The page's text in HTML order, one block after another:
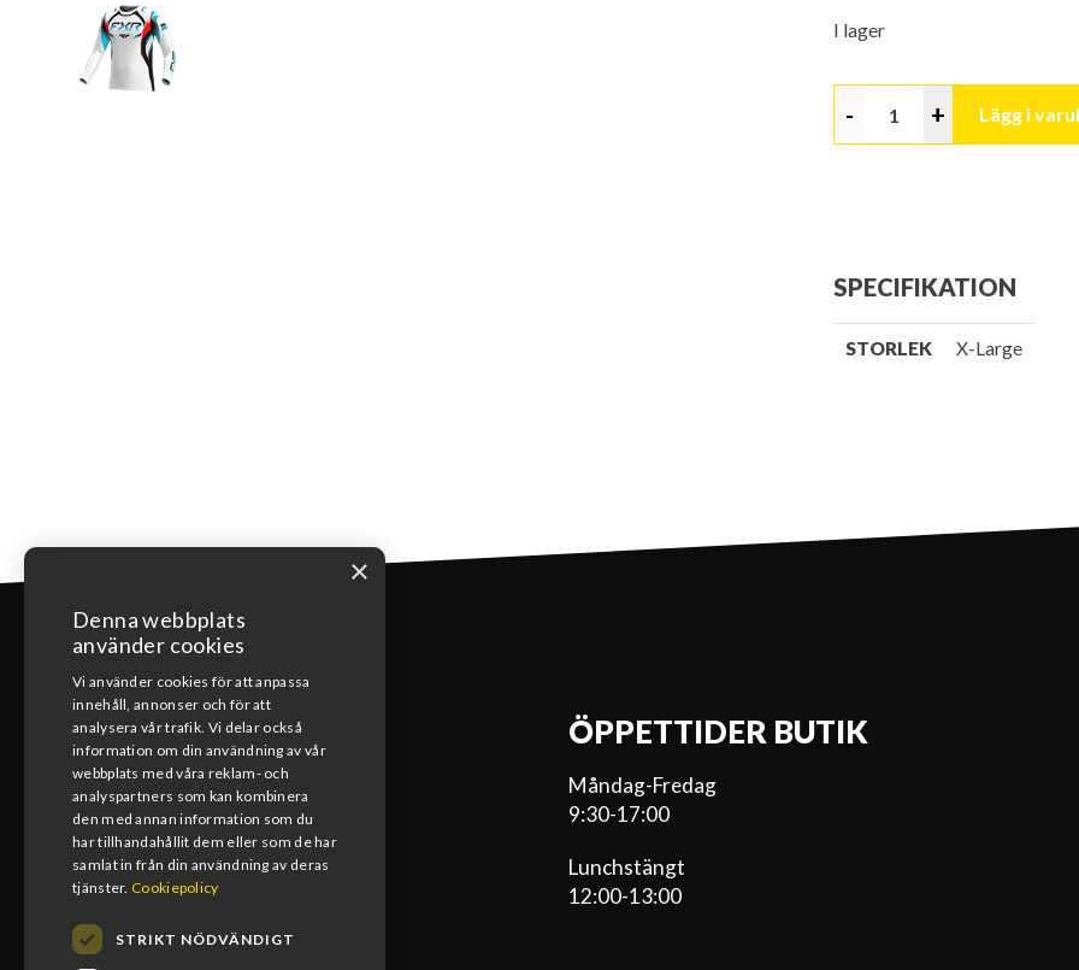
I lager
- + Lägg i
SPECIFIKATION
STORLEK X-Large
KONTAKT
0492-15391
info@blomsmx.com
Tegelbruksgatan 8, 598 40 Vimmerby
ÖPPETTIDER BUTIK
Måndag-Fredag
9:30-17:00
Lunchstängt
12:00-13:00
×
Denna webbplats
använder cookies
Vi använder cookies för att anpassa
innehåll, annonser och för att
analysera vår trafik. Vi delar också
information om din användning av vår
webbplats med våra reklam- och
analyspartners som kan kombinera
den med annan information som du
har tillhandahållit dem eller som de har
samlat in från din användning av deras
tjänster. Cookiepolicy
STRIKT NÖDVÄNDIGT